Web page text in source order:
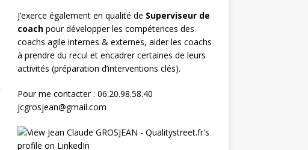
J’exerce également en qualité de Superviseur de
coachpour développer les compétences des
coachs agile internes & externes, aider les coachs
à prendre du recul et encadrer certaines de leurs
activités (préparation d’interventions clés).
Pour me contacter : 06.20.98.58.40
jcgrosjean@gmail.com